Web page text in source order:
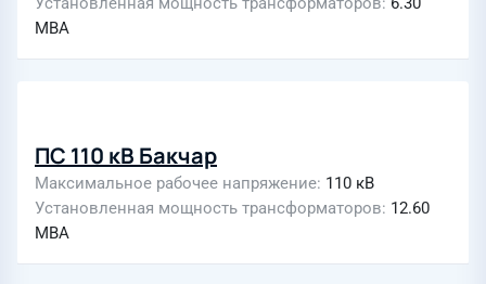
МВА
ПС 110 кВ Бакчар
Максимальное рабочее напряжение 110 кВ
Установленная мощность трансформаторов 12.60
МВА